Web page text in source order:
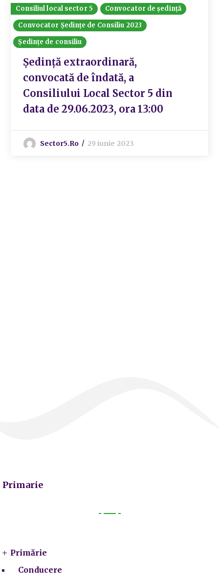
Consiliul local sector 5
Convocator de ședință
Convocator Ședințe de Consiliu 2023
Ședințe de consiliu
Ședință extraordinară,
convocată de îndată, a
Consiliului Local Sector 5 din
data de 29.06.2023, ora 13:00
Sector5.ro 29 iunie 2023
Primarie
Primărie
Conducere